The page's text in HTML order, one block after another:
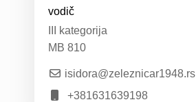
vodič
III kategorija
MB 810
isidora@zeleznicar1948.rs
+381631639198